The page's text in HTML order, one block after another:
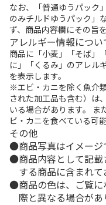
なお、「普通ゆうパック
のみチルドゆうパック」
ず、商品内容欄にその旨
アレルギー情報につい
商品に「小麦」「そば」
に」「くるみ」のアレル
を表示します。
※エビ・カニを除く魚介
された加工品も含む）は
いる場合があります。 ま
ビ・カニを食べている可
その他
商品写真はイメージ
商品内容として記
する商品に含まれて
商品の色は、ご覧
際と異なる場合があ